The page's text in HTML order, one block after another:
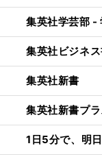
集英社学芸部 -
集英社ビジネ
集英社新書
集英社新書プ
1日5分で、明